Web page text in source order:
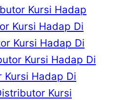
Kursi Hadap
Kursi Hadap Di
Kursi Hadap Di
Kursi Hadap Di
Kursi Hadap Di
Kursi